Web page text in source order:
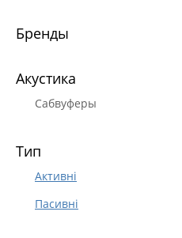
Бренды
Акустика
Сабвуферы
Тип
Активні
Пасивні